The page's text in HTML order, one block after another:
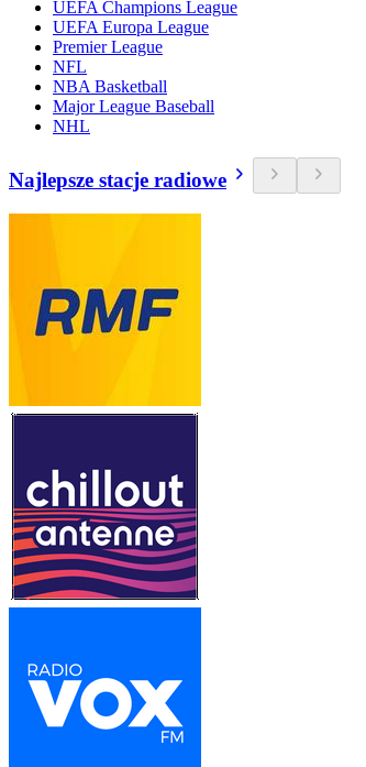
UEFA Champions League
UEFA Europa League
Premier League
NFL
NBA Basketball
Major League Baseball
NHL
Najlepsze stacje radiowe